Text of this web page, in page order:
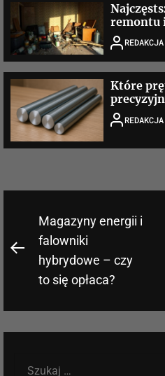
remontu
REDAKCJA
Które
REDAKCJA
Nawigacja
wpisu
Previous
Magazyny energii i
falowniki
hybrydowe – czy
to się opłaca?